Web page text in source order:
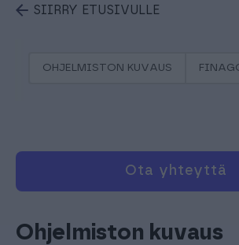
SIIRRY ETUSIVULLE
OHJELMISTON KUVAUS
Ota yhteyttä
Ohjelmiston kuvaus